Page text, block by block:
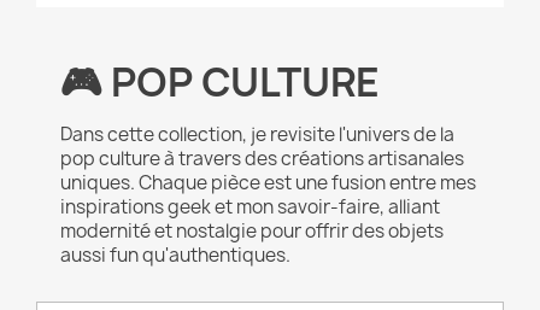
🎮 POP CULTURE
Dans cette collection, je revisite l'univers de la
pop culture à travers des créations artisanales
uniques. Chaque pièce est une fusion entre mes
inspirations geek et mon savoir-faire, alliant
modernité et nostalgie pour offrir des objets
aussi fun qu'authentiques.